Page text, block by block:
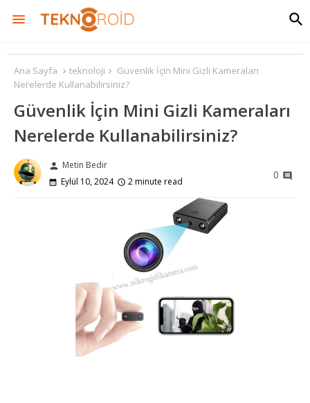
Ana Sayfa teknoloji
Güvenlik İçin Mini Gizli Kameraları
Nerelerde Kullanabilirsiniz?
Güvenlik İçin Mini Gizli Kameraları
Nerelerde Kullanabilirsiniz?
person Metin Bedir
Eylül 10, 2024
2 minute read
0